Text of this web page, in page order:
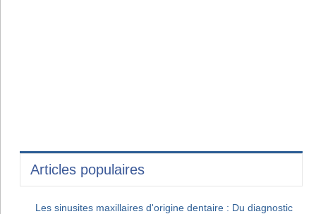
Articles populaires
Les sinusites maxillaires d'origine dentaire : Du diagnostic